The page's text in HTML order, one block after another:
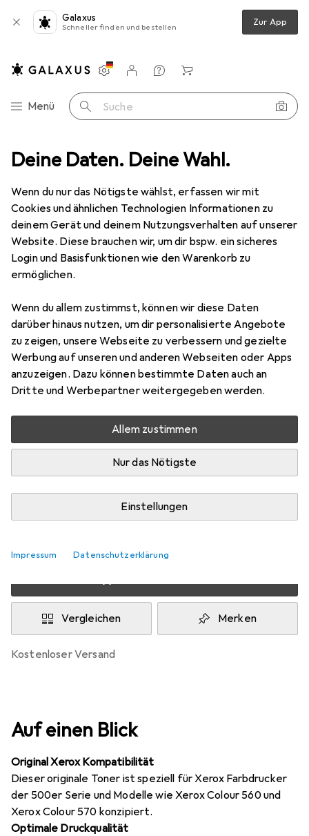
Deine Daten. Deine Wahl.
Wenn du nur das Nötigste wählst, erfassen wir mit
Cookies und ähnlichen Technologien Informationen zu
deinem Gerät und deinem Nutzungsverhalten auf unserer
Website. Diese brauchen wir, um dir bspw. ein sicheres
Login und Basisfunktionen wie den Warenkorb zu
ermöglichen.
Wenn du allem zustimmst, können wir diese Daten
darüber hinaus nutzen, um dir personalisierte Angebote
zu zeigen, unsere Webseite zu verbessern und gezielte
Werbung auf unseren und anderen Webseiten oder Apps
anzuzeigen. Dazu können bestimmte Daten auch an
Dritte und Werbepartner weitergegeben werden.
Allem zustimmen
Nur das Nötigste
Einstellungen
Impressum Datenschutzerklärung
Galaxus
Schneller finden und bestellen Zur App
Navigation nach Kategorien
Menü Suche
Einstellungen
Kundenkonto
Vergleichslisten
Merklisten
Warenkorb
Drucker + Scanner Drucken Toner Xerox 006R01527
4 Bilder
−7%
Xerox 006R01527
M
Preis in EUR inkl. MwSt.
EUR
129,–
Schneller lieferbar
Bewertungen
Mehr von Xerox
Zwischen Mi, 12.8. und Fr, 14.8. geliefert
Mehr als 10 Stück an Lager beim Lieferanten
Vergleichen Merken
kostenloser Versand
Auf einen Blick
Original Xerox Kompatibilität
Dieser originale Toner ist speziell für Xerox Farbdrucker
der 500er Serie und Modelle wie Xerox Colour 560 und
Xerox Colour 570 konzipiert.
Optimale Druckqualität